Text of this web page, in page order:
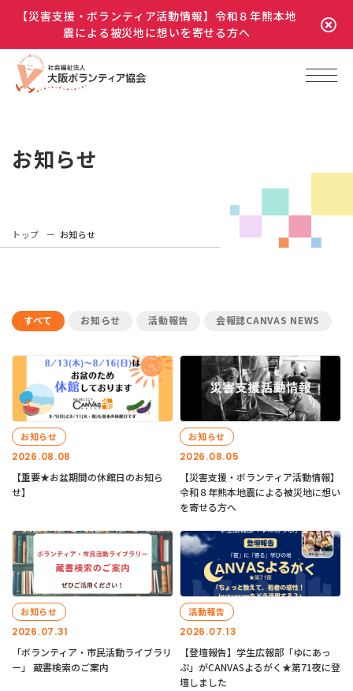
【災害支援・ボランティア活動情報】令和８年熊本地
震による被災地に想いを寄せる方へ
お知らせ
トップ お知らせ
すべて お知らせ 活動報告 会報誌CANVAS NEWS
2026.08.08
お知らせ
【重要★お盆期間の休館日のお知ら
せ】
2026.08.05
お知らせ
【災害支援・ボランティア活動情報】
令和８年熊本地震による被災地に想い
を寄せる方へ
2026.07.31
お知らせ
「ボランティア・市民活動ライブラリ
ー」 蔵書検索のご案内
2026.07.13
活動報告
【登壇報告】学生広報部「ゆにあっ
ぷ」がCANVASよるがく★第71夜に登
壇しました